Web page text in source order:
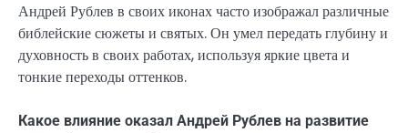
Андрей Рублев в своих иконах часто изображал различные
библейские сюжеты и святых. Он умел передать глубину и
духовность в своих работах, используя яркие цвета и
тонкие переходы оттенков.
Какое влияние оказал Андрей Рублев на развитие